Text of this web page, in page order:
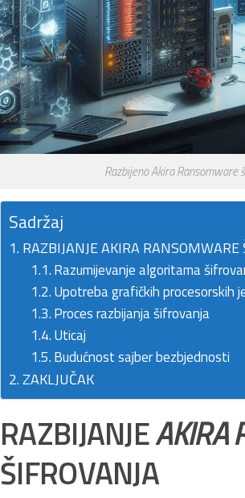
Razbijeno Akira Ransomware
Sadržaj
RAZBIJANJE AKIRA RANSOMWARE
Razumijevanje algoritama
Upotreba grafičkih procesorskih
Proces razbijanja šifrovanja
Uticaj
Budućnost sajber bezbjednosti
ZAKLJUČAK
RAZBIJANJEAKIRA
ŠIFROVANJA